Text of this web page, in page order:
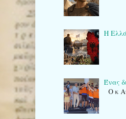
Η
Ένας
Ο κ